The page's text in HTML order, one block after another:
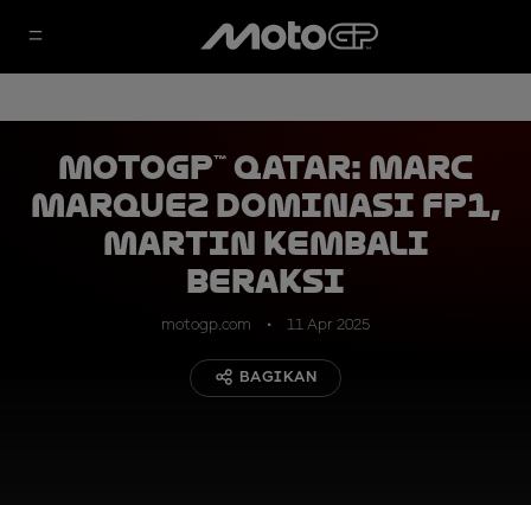
MotoGP™ Qatar: Marc
Marquez Dominasi FP1,
Martin Kembali
Beraksi
motogp.com 11 Apr 2025
BAGIKAN